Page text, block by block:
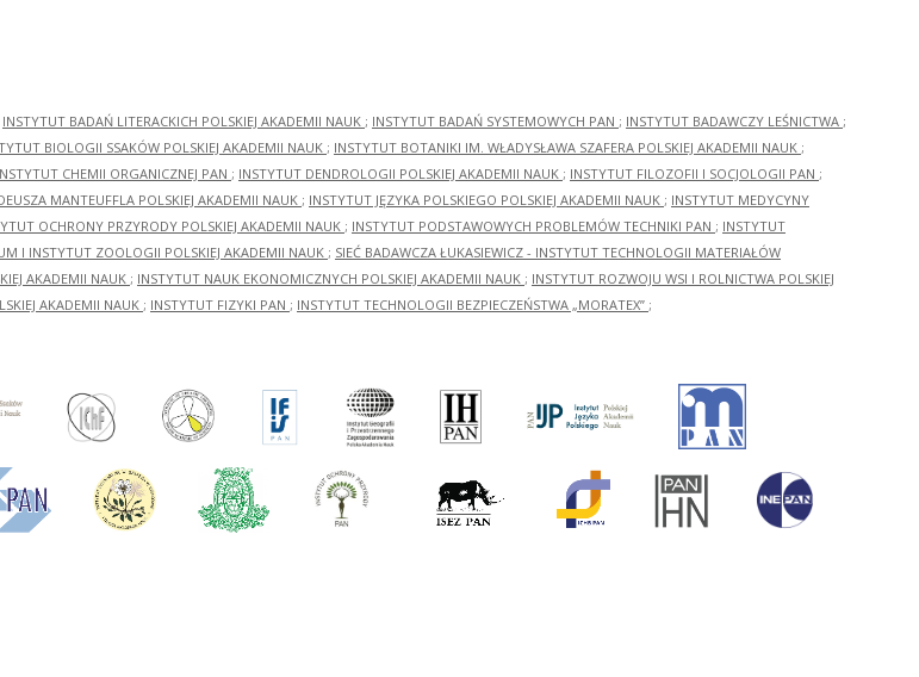
INSTYTUT BADAŃ LITERACKICH POLSKIEJ AKADEMII NAUK ; INSTYTUT BADAŃ SYSTEMOWYCH PAN ; INSTYTUT BADAWCZY LEŚNICTWA ;
BIOLOGII SSAKÓW POLSKIEJ AKADEMII NAUK ; INSTYTUT BOTANIKI IM. WŁADYSŁAWA SZAFERA POLSKIEJ AKADEMII NAUK ;
CHEMII ORGANICZNEJ PAN ; INSTYTUT DENDROLOGII POLSKIEJ AKADEMII NAUK ; INSTYTUT FILOZOFII I SOCJOLOGII PAN ;
MANTEUFFLA POLSKIEJ AKADEMII NAUK ; INSTYTUT JĘZYKA POLSKIEGO POLSKIEJ AKADEMII NAUK ; INSTYTUT MEDYCYNY
OCHRONY PRZYRODY POLSKIEJ AKADEMII NAUK ; INSTYTUT PODSTAWOWYCH PROBLEMÓW TECHNIKI PAN ; INSTYTUT
I INSTYTUT ZOOLOGII POLSKIEJ AKADEMII NAUK ; SIEĆ BADAWCZA ŁUKASIEWICZ - INSTYTUT TECHNOLOGII MATERIAŁÓW
AKADEMII NAUK ; INSTYTUT NAUK EKONOMICZNYCH POLSKIEJ AKADEMII NAUK ; INSTYTUT ROZWOJU WSI I ROLNICTWA POLSKIEJ
AKADEMII NAUK ; INSTYTUT FIZYKI PAN ; INSTYTUT TECHNOLOGII BEZPIECZEŃSTWA „MORATEX” ;